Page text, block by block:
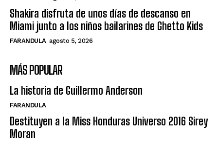
Shakira disfruta de unos días de descanso en
Miami junto a los niños bailarines de Ghetto Kids
FARANDULA agosto 5, 2026
MÁS POPULAR
La historia de Guillermo Anderson
FARANDULA
Destituyen a la Miss Honduras Universo 2016 Sirey
Moran